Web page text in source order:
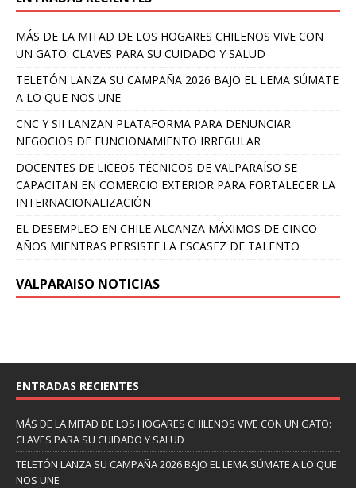
MÁS DE LA MITAD DE LOS HOGARES CHILENOS VIVE CON
UN GATO: CLAVES PARA SU CUIDADO Y SALUD
TELETÓN LANZA SU CAMPAÑA 2026 BAJO EL LEMA SÚMATE
A LO QUE NOS UNE
CNC Y SII LANZAN PLATAFORMA PARA DENUNCIAR
NEGOCIOS DE FUNCIONAMIENTO IRREGULAR
DOCENTES DE LICEOS TÉCNICOS DE VALPARAÍSO SE
CAPACITAN EN COMERCIO EXTERIOR PARA FORTALECER LA
INTERNACIONALIZACIÓN
EL DESEMPLEO EN CHILE ALCANZA MÁXIMOS DE CINCO
AÑOS MIENTRAS PERSISTE LA ESCASEZ DE TALENTO
VALPARAISO NOTICIAS
ENTRADAS RECIENTES
MÁS DE LA MITAD DE LOS HOGARES CHILENOS VIVE CON UN GATO:
CLAVES PARA SU CUIDADO Y SALUD
TELETÓN LANZA SU CAMPAÑA 2026 BAJO EL LEMA SÚMATE A LO QUE
NOS UNE